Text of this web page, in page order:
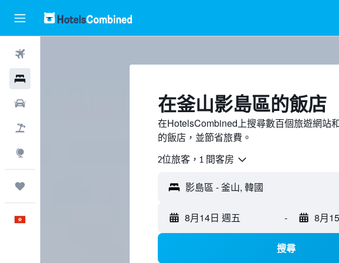
​在釜山影島區​的飯店
在HotelsCombined上搜尋數百個旅遊網站
的飯店，並節省旅費。
2位旅客，1 間客房
8月14日 週五 - 8月
搜尋